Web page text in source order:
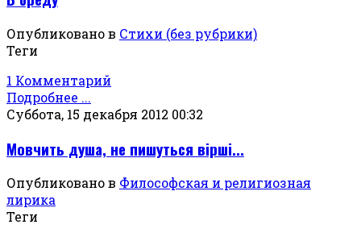
Опубликовано в Стихи (без рубрики)
Теги
1 Комментарий
Подробнее ...
Суббота, 15 декабря 2012 00:32
Мовчить душа, не пишуться вiршi...
Опубликовано в Философская и религиозная
лирика
Теги